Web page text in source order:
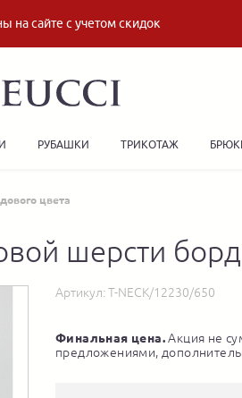
на сайте с учетом скидок
РУБАШКИ ТРИКОТАЖ
цвета
шерсти
Артикул:T-NECK/12230/650
Финальная цена.Акция не
предложениями,